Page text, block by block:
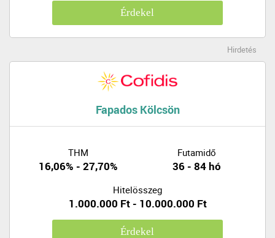
Érdekel
Hirdetés
Fapados Kölcsön
THM
16,06% - 27,70%
Futamidő
36 - 84 hó
Hitelösszeg
1.000.000 Ft - 10.000.000 Ft
Érdekel